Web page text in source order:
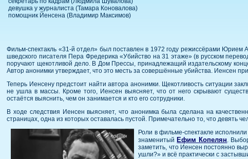
девушка у журналиста (Тамара Коновалова)
помощник Йенсена (Владимир Максимов)
Фильм-спектакль «31-й отдел» был поставлен в 1972 году режиссёрами
шведского писателя Пера Фредерика «Убийство на 31 этаже» (в русском
поручают щекотливой дело. В Дом Прессы, принадлежащий издательскому
Автор анонимки утверждает, что это месть за совершённые убийства. Иенсен
Теперь Иенсену предстоит найти автора анонимки. Щекотливость ситуации
не ушла в массы. Кроме того, Иенсен выясняет, что от него скрывают
остаётся выяснить, чем он занимается и кто его сотрудники.
В ходе следствия Иенсен выясняет, что анонимка была сделана на
страницах, одна из которых оставалась пустой. Примечательно то, что девять
Роли в фильме-спектакле
знаменитый Ефим Копелян.
заметить, что Иенсен постоянно
ушли?» и всё практически с